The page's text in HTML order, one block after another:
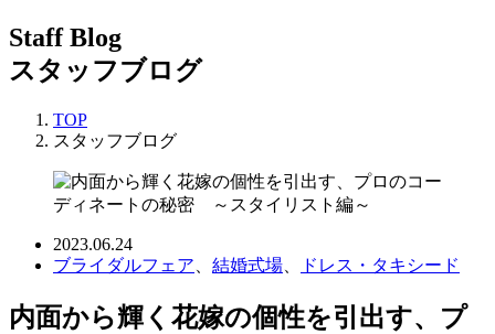
Staff Blog
スタッフブログ
TOP
スタッフブログ
2023.06.24
ブライダルフェア
結婚式場 ドレス・タキシード
内面から輝く花嫁の個性を引出す、プ